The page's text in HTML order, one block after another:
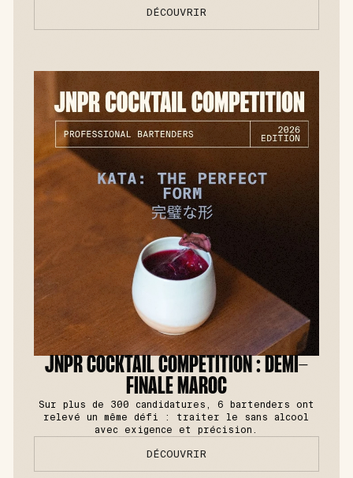
DÉCOUVRIR
JNPR COCKTAIL COMPETITION : DEMI-
FINALE MAROC
Sur plus de 300 candidatures, 6 bartenders ont
relevé un même défi : traiter le sans alcool
avec exigence et précision.
DÉCOUVRIR